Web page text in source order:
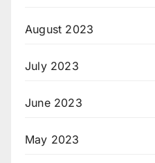
August 2023
July 2023
June 2023
May 2023